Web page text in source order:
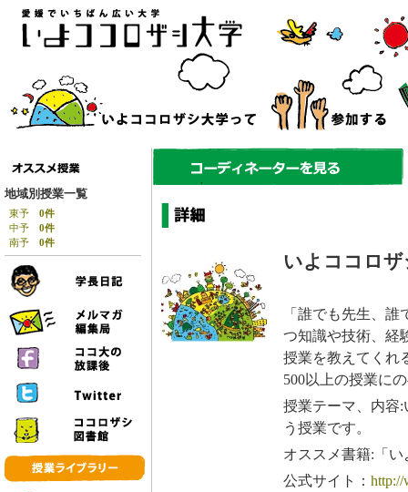
地域別授業一覧
東予 0件
中予 0件
南予 0件
いよココロ
「誰でも先生、
つ知識や技術、経
授業を教えてくれ
500以上の授業に
授業テーマ、内
う授業です。
オススメ書籍:「
公式サイト： http://